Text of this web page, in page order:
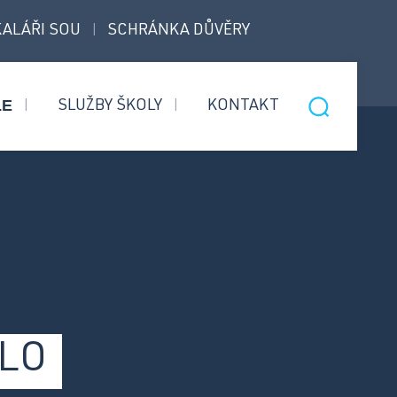
SLUŽBY ŠKOLY KONTAKT
SOU SCHRÁNKA DŮVĚRY